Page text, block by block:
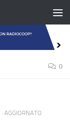
0
· AGGIORNATO